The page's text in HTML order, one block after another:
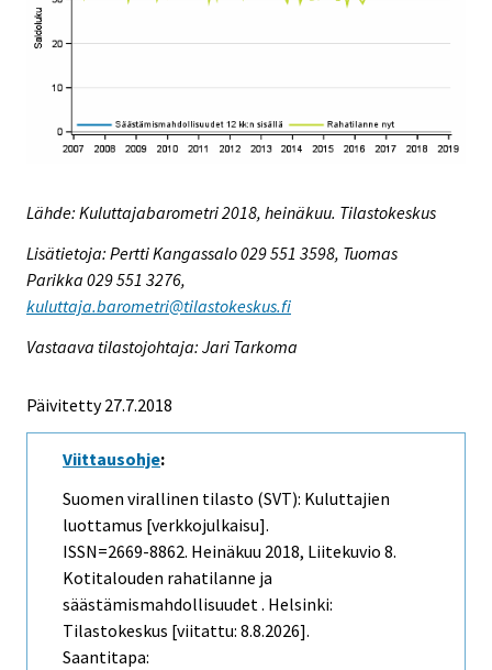
Lähde: Kuluttajabarometri 2018, heinäkuu. Tilastokeskus
Lisätietoja: Pertti Kangassalo 029 551 3598, Tuomas
Parikka 029 551 3276,
kuluttaja.barometri@tilastokeskus.fi
Vastaava tilastojohtaja: Jari Tarkoma
Päivitetty 27.7.2018
Viittausohje:
Suomen virallinen tilasto (SVT): Kuluttajien
luottamus [verkkojulkaisu].
ISSN=2669-8862. Heinäkuu 2018, Liitekuvio 8.
Kotitalouden rahatilanne ja
säästämismahdollisuudet . Helsinki:
Tilastokeskus [viitattu: 8.8.2026].
Saantitapa: